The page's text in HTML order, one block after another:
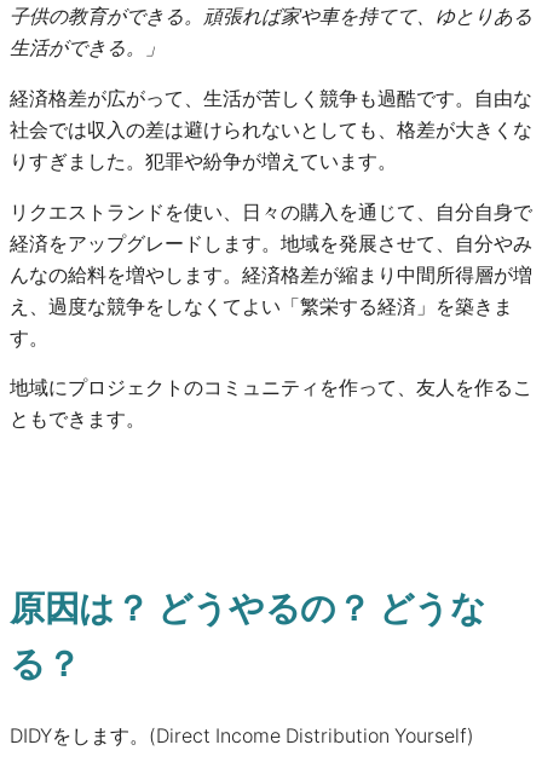
子供の教育ができる。頑張れば家や車を持てて、ゆとりある
生活ができる。」
経済格差が広がって、生活が苦しく競争も過酷です。自由な
社会では収入の差は避けられないとしても、格差が大きくな
りすぎました。犯罪や紛争が増えています。
リクエストランドを使い、日々の購入を通じて、自分自身で
経済をアップグレードします。地域を発展させて、自分やみ
んなの給料を増やします。経済格差が縮まり中間所得層が増
え、過度な競争をしなくてよい「繁栄する経済」を築きま
す。
地域にプロジェクトのコミュニティを作って、友人を作るこ
ともできます。
原因は？ どうやるの？ どうな
る？
DIDYをします。(Direct Income Distribution Yourself)